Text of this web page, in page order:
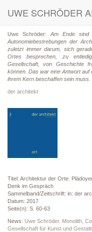
UWE SCHRÖDER
Uwe Schröder: Am Ende sind
Autonomiebestrebungen der
zuletzt immer darum, sich
Ortes besprechen, zu
Gesellschaft, von Geschichte
können. Das war eine Antwort auf
ihrem Kern beschaffen sein muss.
der architekt
Titel: Architektur der Orte.
Denk im Gespräch
Sammelband/Zeitschrift: in: der
Datum: 2017
Seite(n): S. 60-63
News: Uwe Schröder. Monolith,
Gesellschaft für Kunst und